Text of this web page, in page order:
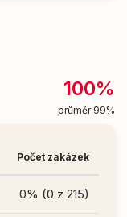
100%
průměr 99%
Počet zakázek
0% (0 z 215)